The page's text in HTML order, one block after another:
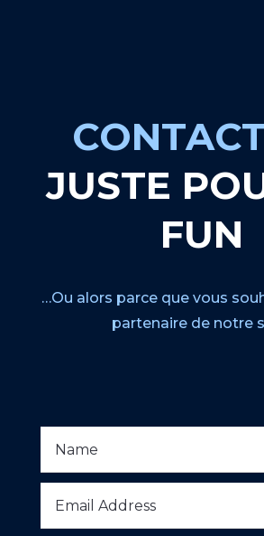
JUSTE
FUN
…Ou alors parce que vous
partenaire de notre